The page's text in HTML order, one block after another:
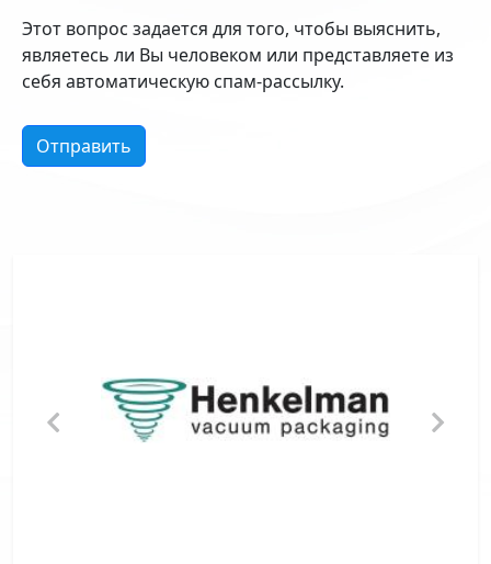
Этот вопрос задается для того, чтобы выяснить,
являетесь ли Вы человеком или представляете из
себя автоматическую спам-рассылку.